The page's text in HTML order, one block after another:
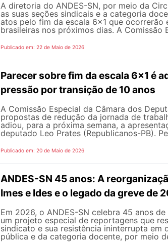
A diretoria do ANDES-SN, por meio da
as suas seções sindicais e a categoria
atos pelo fim da escala 6x1 que ocorrerão
brasileiras nos próximos dias. A Comissão
Publicado em: 22 de Maio de 2026
Parecer sobre fim da escala 6x1 é
pressão por transição de 10 anos
A Comissão Especial da Câmara dos
propostas de redução da jornada de
adiou, para a próxima semana, a
deputado Leo Prates (Republicanos-PB).
Publicado em: 20 de Maio de 2026
ANDES-SN 45 anos: A
Imes e Ides e o legado da greve de
Em 2026, o ANDES-SN celebra 45 anos
um projeto especial de reportagens que
sindicato e sua resistência ininterrupta em
pública e da categoria docente, por meio